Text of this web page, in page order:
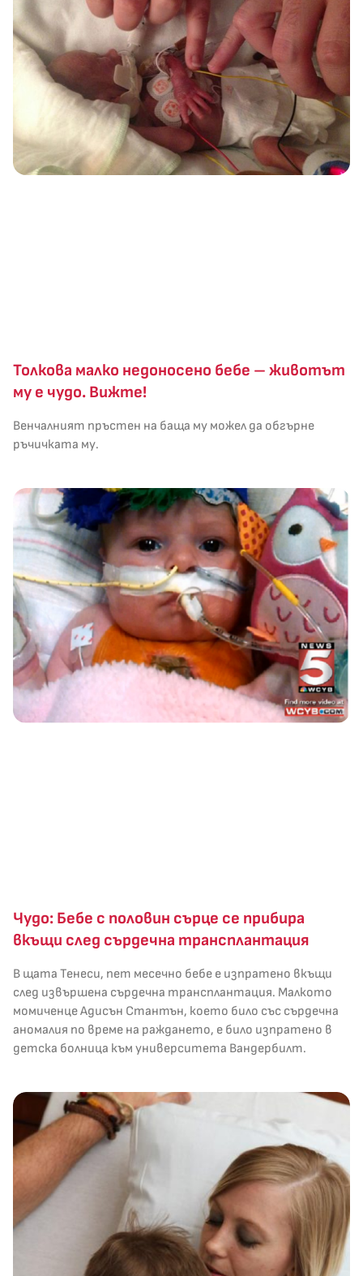
Толкова малко недоносено бебе – животът
му е чудо. Вижте!
Венчалният пръстен на баща му можел да обгърне
ръчичката му.
Чудо: Бебе с половин сърце се прибира
вкъщи след сърдечна трансплантация
В щата Тенеси, пет месечно бебе е изпратено вкъщи
след извършена сърдечна трансплантация. Малкото
момиченце Адисън Стантън, което било със сърдечна
аномалия по време на раждането, е било изпратено в
детска болница към университета Вандербилт.